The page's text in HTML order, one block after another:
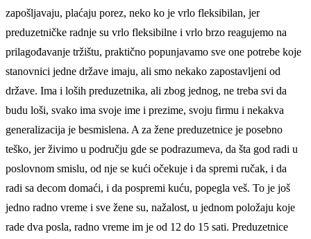
zapošljavaju, plaćaju porez, neko ko je vrlo fleksibilan, jer
preduzetničke radnje su vrlo fleksibilne i vrlo brzo reagujemo na
prilagođavanje tržištu, praktično popunjavamo sve one potrebe koje
stanovnici jedne države imaju, ali smo nekako zapostavljeni od
države. Ima i loših preduzetnika, ali zbog jednog, ne treba svi da
budu loši, svako ima svoje ime i prezime, svoju firmu i nekakva
generalizacija je besmislena. A za žene preduzetnice je posebno
teško, jer živimo u području gde se podrazumeva, da šta god radi u
poslovnom smislu, od nje se kući očekuje i da spremi ručak, i da
radi sa decom domaći, i da pospremi kuću, popegla veš. To je još
jedno radno vreme i sve žene su, nažalost, u jednom položaju koje
rade dva posla, radno vreme im je od 12 do 15 sati. Preduzetnice